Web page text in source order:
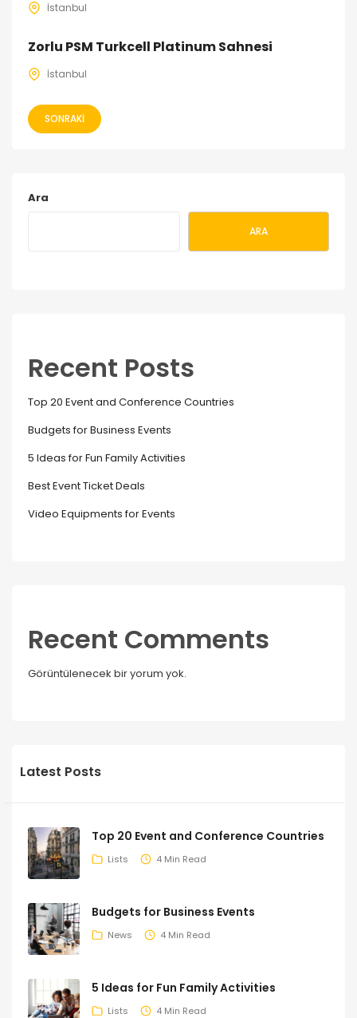
İstanbul
Zorlu PSM Turkcell Platinum Sahnesi
İstanbul
SONRAKI
Ara
ARA
Recent Posts
Top 20 Event and Conference Countries
Budgets for Business Events
5 Ideas for Fun Family Activities
Best Event Ticket Deals
Video Equipments for Events
Recent Comments
Görüntülenecek bir yorum yok.
Latest Posts
Top 20 Event and Conference Countries
Lists 4 Min Read
Budgets for Business Events
News 4 Min Read
5 Ideas for Fun Family Activities
Lists 4 Min Read